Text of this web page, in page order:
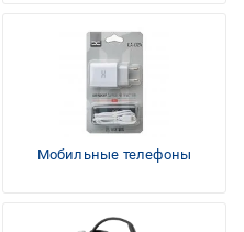
Мобильные телефоны